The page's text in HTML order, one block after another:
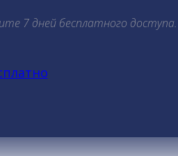
7 дней бесплатного доступа.